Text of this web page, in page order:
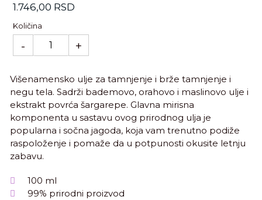
Standardna
cena
1.746,00 RSD
Količina
- +
Višenamensko ulje za tamnjenje i brže tamnjenje i
negu tela. Sadrži bademovo, orahovo i maslinovo ulje i
ekstrakt povrća šargarepe. Glavna mirisna
komponenta u sastavu ovog prirodnog ulja je
popularna i sočna jagoda, koja vam trenutno podiže
raspoloženje i pomaže da u potpunosti okusite letnju
zabavu.
100 ml
99% prirodni proizvod